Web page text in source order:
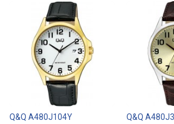
Q&Q A480J104Y Q&Q